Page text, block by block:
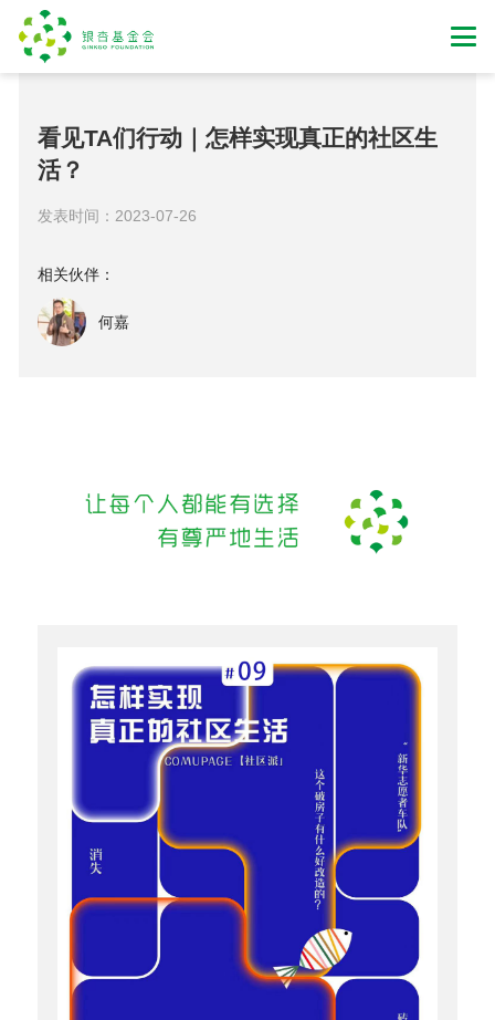
看见TA们行动｜怎样实现真正的社区生
活？
发表时间：2023-07-26
相关伙伴：
何嘉